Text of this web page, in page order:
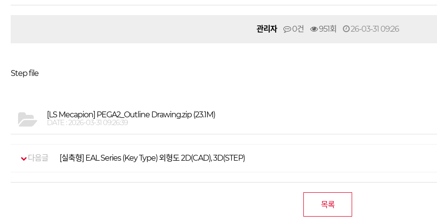
관리자 0건 951회 26-03-31 09:26
Step file
[LS Mecapion] PEGA2_Outline Drawing.zip (23.1M)
DATE : 2026-03-31 09:26:39
다음글 [실축형] EAL Series (Key Type) 외형도 2D(CAD), 3D(STEP)
목록